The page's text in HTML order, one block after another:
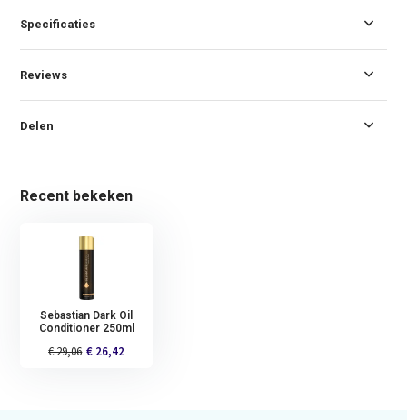
Specificaties
Reviews
Delen
Recent bekeken
Sebastian Dark Oil
Conditioner 250ml
€ 29,06 € 26,42